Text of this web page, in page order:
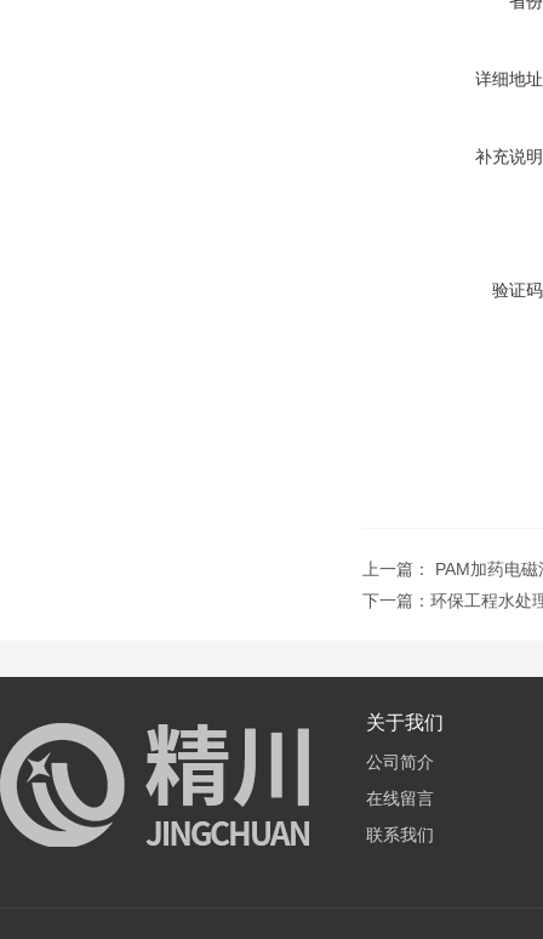
详细地
补充说
验证
上一篇： PAM加药电磁
下一篇： 环保工程水处
关于我们
公司简介
在线留言
联系我们